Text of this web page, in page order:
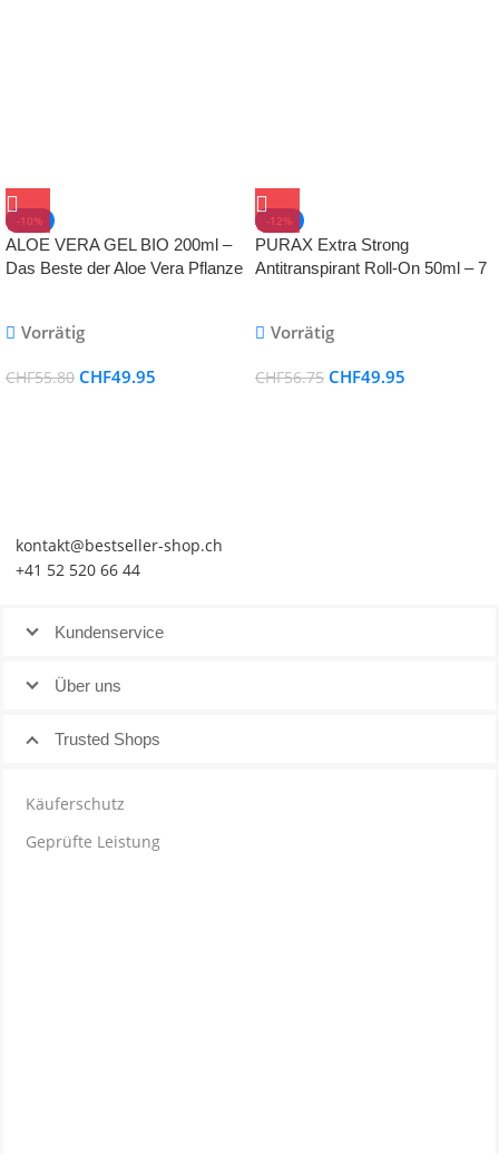
-10%
ALOE VERA GEL BIO 200ml –
Das Beste der Aloe Vera Pflanze
Sonnenbrand & als
Vorrätig
CHF55.80 CHF49.95
-12%
PURAX Extra Strong
Antitranspirant Roll-On 50ml – 7
Vorrätig
CHF56.75 CHF49.95
kontakt@bestseller-shop.ch
+41 52 520 66 44
Kundenservice
Über uns
Trusted Shops
Käuferschutz
Geprüfte Leistung